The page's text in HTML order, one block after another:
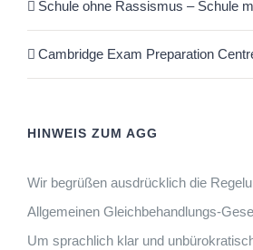
Schule ohne Rassismus – Schule
Cambridge Exam Preparation
HINWEIS ZUM AGG
Wir begrüßen ausdrücklich die
Allgemeinen Gleichbehandlungs-
Um sprachlich klar und